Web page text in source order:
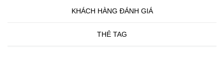
KHÁCH HÀNG ĐÁNH GIÁ
THẺ TAG